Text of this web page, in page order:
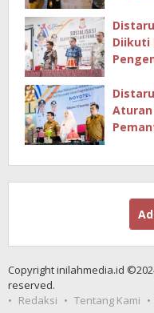
Diikuti
Aturan
Copyright inilahmedia.id
reserved.
Redaksi
Tentang Kami